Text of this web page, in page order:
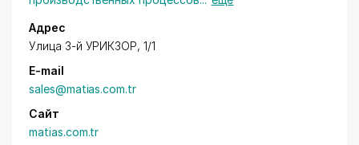
Адрес
Улица 3-й УРИКЗОР, 1/1
E-mail
sales@matias.com.tr
Сайт
matias.com.tr